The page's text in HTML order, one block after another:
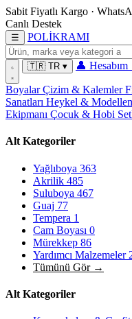
Sabit Fiyatlı Kargo ·
Canlı Destek
☰ POLİKRAMI
🇹🇷 TR ▾ 👤 Hesabım
BoyalarÇizim & Kalemler
Sanatları Heykel &
Ekipmanı Çocuk & Hobi
Alt Kategoriler
Yağlıboya 363
Akrilik 485
Suluboya 467
Guaj 77
Tempera 1
Cam Boyası 0
Mürekkep 86
Yardımcı Malzemeler
Tümünü Gör →
Alt Kategoriler